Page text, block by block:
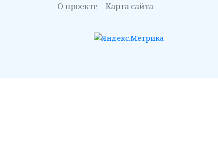
О проекте Карта сайта